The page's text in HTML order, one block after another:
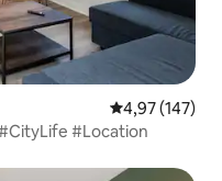
4,97 de uma
4,97 (147)
#Location